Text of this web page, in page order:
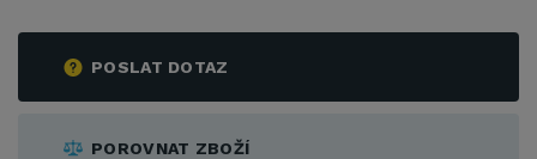
POSLAT DOTAZ
POROVNAT ZBOŽÍ